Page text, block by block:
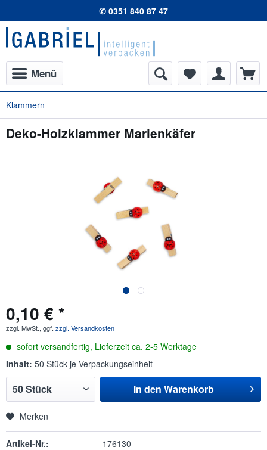
✆ 0351 840 87 47
Menü
Klammern
Deko-Holzklammer Marienkäfer
0,10 € *
zzgl. MwSt., ggf. zzgl. Versandkosten
sofort versandfertig, Lieferzeit ca. 2-5 Werktage
Inhalt: 50 Stück je Verpackungseinheit
In den Warenkorb
Merken
Artikel-Nr.: 176130